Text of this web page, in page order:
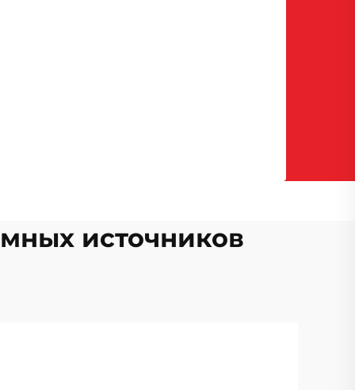
источников